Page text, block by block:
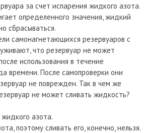
за счет испарения жидкого азота.
определенного значения, жидкий
сбрасываться.
самонагнетающихся резервуаров с
что резервуар не может
использования в течение
времени. После самопроверки они
не поврежден. Так в чем же
не может сливать жидкость?
азота.
поэтому сливать его, конечно, нельзя.
Отправить сообщение